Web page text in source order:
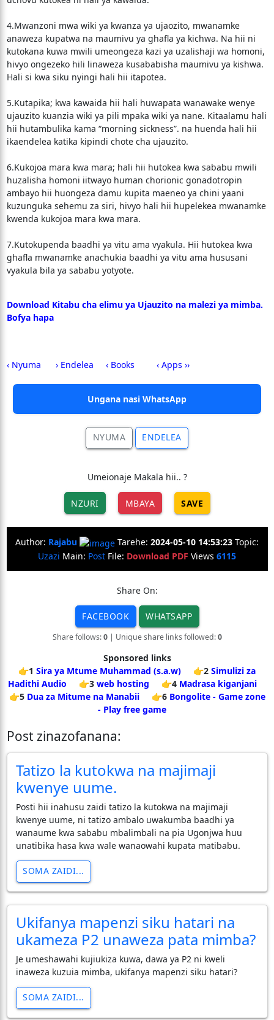
4.Mwanzoni mwa wiki ya kwanza ya ujaozito, mwanamke
anaweza kupatwa na maumivu ya ghafla ya kichwa. Na hii ni
kutokana kuwa mwili umeongeza kazi ya uzalishaji wa homoni,
hivyo ongezeko hili linaweza kusababisha maumivu ya kishwa.
Hali si kwa siku nyingi hali hii itapotea.
5.Kutapika; kwa kawaida hii hali huwapata wanawake wenye
ujauzito kuanzia wiki ya pili mpaka wiki ya nane. Kitaalamu hali
hii hutambulika kama “morning sickness”. na huenda hali hii
ikaendelea katika kipindi chote cha ujauzito.
6.Kukojoa mara kwa mara; hali hii hutokea kwa sababu mwili
huzalisha homoni iitwayo human chorionic gonadotropin
ambayo hii huongeza damu kupita maeneo ya chini yaani
kuzunguka sehemu za siri, hivyo hali hii hupelekea mwanamke
kwenda kukojoa mara kwa mara.
7.Kutokupenda baadhi ya vitu ama vyakula. Hii hutokea kwa
ghafla mwanamke anachukia baadhi ya vitu ama hususani
vyakula bila ya sababu yotyote.
Download Kitabu cha elimu ya Ujauzito na malezi ya mimba.
Bofya hapa
‹ Nyuma › Endelea ‹ Books ‹ Apps ››
Ungana nasi WhatsApp
NYUMA ENDELEA
Umeionaje Makala hii.. ?
NZURI MBAYA SAVE
Author: Rajabu Tarehe: 2024-05-10 14:53:23 Topic:
Uzazi Main: Post File: Download PDF Views 6115
Share On:
FACEBOOK WHATSAPP
Share follows:0| Unique share links followed:0
Sponsored links
👉1 Sira ya Mtume Muhammad (s.a.w) 👉2 Simulizi za
Hadithi Audio
👉3 web hosting 👉4 Madrasa kiganjani
👉5 Dua za Mitume na Manabii 👉6 Bongolite - Game zone
- Play free game
Post zinazofanana:
Tatizo la kutokwa na majimaji
kwenye uume.
Posti hii inahusu zaidi tatizo la kutokwa na majimaji
kwenye uume, ni tatizo ambalo uwakumba baadhi ya
wanaume kwa sababu mbalimbali na pia Ugonjwa huu
unatibika hasa kwa wale wanaowahi kupata matibabu.
SOMA ZAIDI...
Ukifanya mapenzi siku hatari na
ukameza P2 unaweza pata mimba?
Je umeshawahi kujiukiza kuwa, dawa ya P2 ni kweli
inaweza kuzuia mimba, ukifanya mapenzi siku hatari?
SOMA ZAIDI...